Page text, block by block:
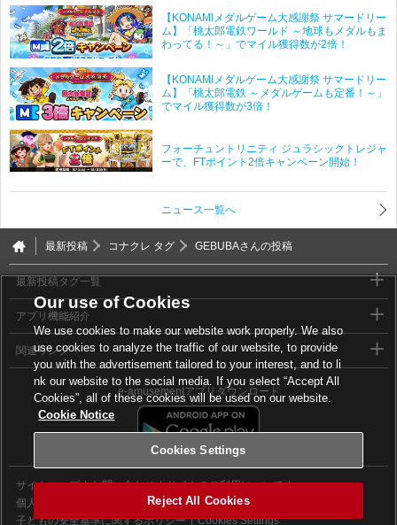
【KONAMIメダルゲーム大感謝祭 サマードリー
ム】「桃太郎電鉄ワールド ～地球もメダルもま
わってる！～」でマイル獲得数が2倍！
【KONAMIメダルゲーム大感謝祭 サマードリー
ム】「桃太郎電鉄 ～メダルゲームも定番！～」
でマイル獲得数が3倍！
フォーチュントリニティ ジュラシックトレジャ
ーで、FTポイント2倍キャンペーン開始！
ニュース一覧へ
最新投稿 コナクレ タグ GEBUBAさんの投稿
最新投稿タグ一覧
アプリ機能紹介
関連リンク
e-amusementアプリダウンロード
サイトマップ お問い合わせ
サイトのご利用について
個人情報等保護方針
外部送信について
子どもの安全基準に関するポリシー
Cookies Settings
Our use of Cookies
We use cookies to make our website work properly. We also
use cookies to analyze the traffic of our website, to provide
you with the advertisement tailored to your interest, and to li
nk our website to the social media. If you select “Accept All
Cookies”, all of these cookies will be used on our website.
Cookie Notice
Cookies Settings
Reject All Cookies